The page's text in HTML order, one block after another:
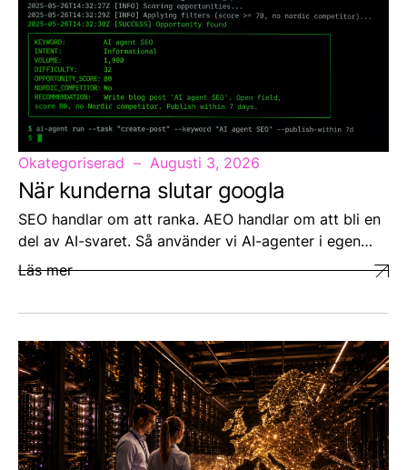
Okategoriserad Augusti 3, 2026
När kunderna slutar googla
SEO handlar om att ranka. AEO handlar om att bli en
del av AI-svaret. Så använder vi AI-agenter i egen…
Läs mer